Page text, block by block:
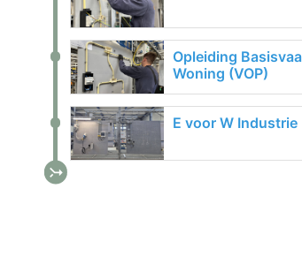
Opleiding
Woning (VOP)
E voor W Industrie
call_merge